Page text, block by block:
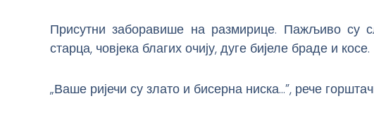
Присутни заборавише на размирице. Пажљиво су
старца, човјека благих очију, дуге бијеле браде и косе.
„Ваше ријечи су злато и бисерна ниска…”, рече